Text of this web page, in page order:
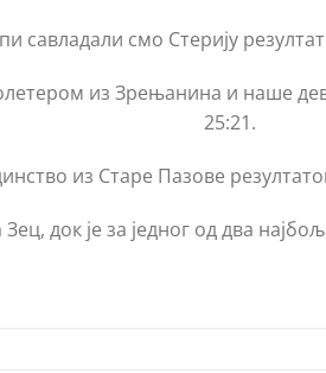
савладали смо Стерију
из Зрењанина и наше
25:21.
из Старе Пазове
док је за једног од два